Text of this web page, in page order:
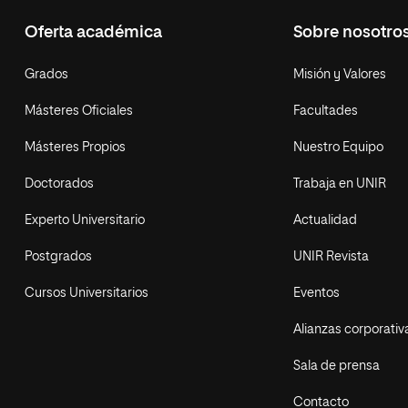
Oferta académica
Grados
Másteres Oficiales
Másteres Propios
Doctorados
Experto Universitario
Postgrados
Cursos Universitarios
Sobre
Misión y Valores
Facultades
Nuestro Equipo
Trabaja en UNIR
Actualidad
UNIR Revista
Eventos
Alianzas
Sala de prensa
Contacto